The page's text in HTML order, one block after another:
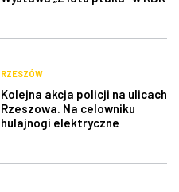
RZESZÓW
Kolejna akcja policji na ulicach
Rzeszowa. Na celowniku
hulajnogi elektryczne